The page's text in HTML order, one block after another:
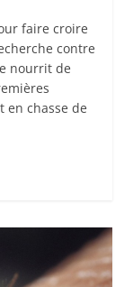
faire croire
contre
nourrit de
en chasse de